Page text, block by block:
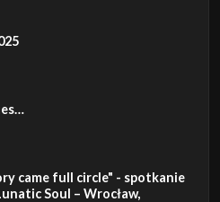
came full circle" - spotkanie
Soul – Wrocław,